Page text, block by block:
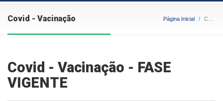
Covid - Vacinação Página Inicial Covid - Vacinação
Covid - Vacinação - FASE
VIGENTE